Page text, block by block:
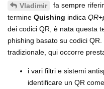
Vladimir fa sempre
termine Quishing indica
dei codici QR, è nata questa
phishing basato su codici
tradizionale, qui occorre
i vari filtri e sistemi
identificare un QR